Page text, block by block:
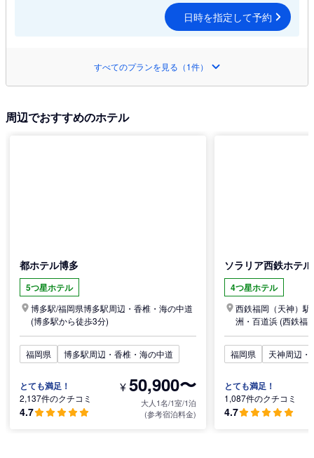
日時を指定して予約
すべてのプランを見る（1件）
周辺でおすすめのホテル
都ホテル博多
5つ星ホテル
博多駅/福岡県博多駅周辺・香椎・海の中道
(博多駅から徒歩3分)
福岡県 博多駅周辺・香椎・海の中道
とても満足！
2,137件のクチコミ
4.7
¥50,900〜
大人1名/1室/1泊
(参考宿泊料金)
ソラリア西鉄ホテ
4つ星ホテル
西鉄福岡（天神）駅/
洲・百道浜 (西鉄福
分)
福岡県
天神周辺・
とても満足！
1,087件のクチコミ
4.7